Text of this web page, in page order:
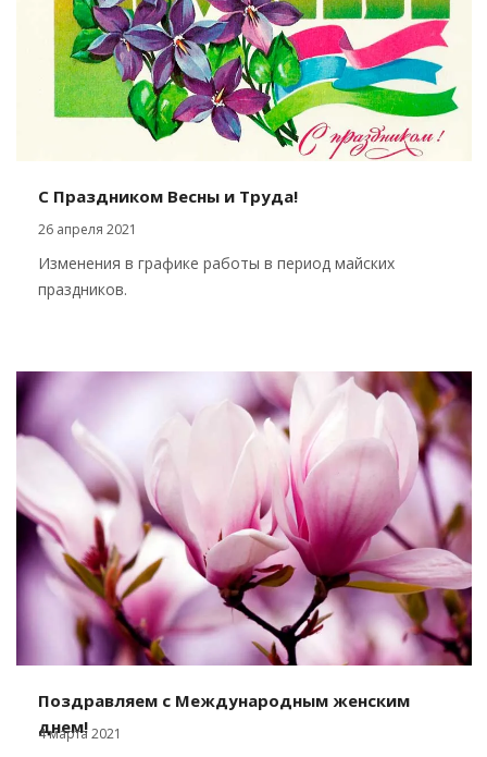
С Праздником Весны и Труда!
26 апреля 2021
Изменения в графике работы в период майских
праздников.
Поздравляем с Международным женским
днем!
4 марта 2021